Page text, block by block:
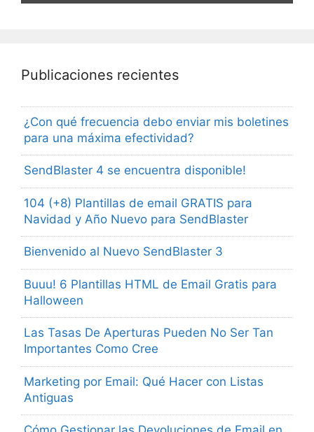
Publicaciones recientes
¿Con qué frecuencia debo enviar mis boletines
para una máxima efectividad?
SendBlaster 4 se encuentra disponible!
104 (+8) Plantillas de email GRATIS para
Navidad y Año Nuevo para SendBlaster
Bienvenido al Nuevo SendBlaster 3
Buuu! 6 Plantillas HTML de Email Gratis para
Halloween
Las Tasas De Aperturas Pueden No Ser Tan
Importantes Como Cree
Marketing por Email: Qué Hacer con Listas
Antiguas